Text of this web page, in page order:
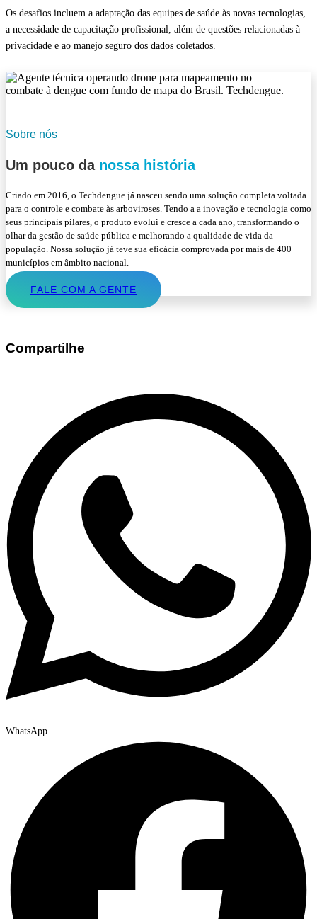
Os desafios incluem a adaptação das equipes de saúde às novas tecnologias,
a necessidade de capacitação profissional, além de questões relacionadas à
privacidade e ao manejo seguro dos dados coletados.
Sobre nós
Um pouco danossa história
Criado em 2016, o Techdengue já nasceu sendo uma solução completa voltada
para o controle e combate às arboviroses. Tendo a a inovação e tecnologia como
seus principais pilares, o produto evolui e cresce a cada ano, transformando o
olhar da gestão de saúde pública e melhorando a qualidade de vida da
população. Nossa solução já teve sua eficácia comprovada por mais de 400
municípios em âmbito nacional.
FALE COM A GENTE
Compartilhe
WhatsApp